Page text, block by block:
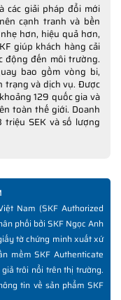
các giải pháp đổi mới
cạnh tranh và bền
hơn, hiệu quả hơn,
giúp khách hàng cải
động đến môi trường.
bao gồm vòng bi,
trạng và dịch vụ. Được
129 quốc gia và
toàn thế giới. Doanh
SEK và số lượng
Nam (SKF Authorized
phối bởi SKF Ngọc Anh
tờ chứng minh xuất xứ
mềm SKF Authenticate
trôi nổi trên thị trường.
tin về sản phẩm SKF